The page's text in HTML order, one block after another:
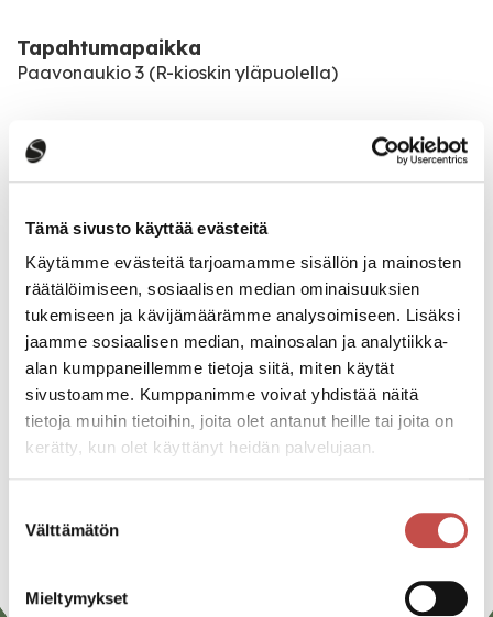
Tämä sivusto käyttää evästeitä
Käytämme evästeitä tarjoamamme sisällön ja mainosten
räätälöimiseen, sosiaalisen median ominaisuuksien
tukemiseen ja kävijämäärämme analysoimiseen. Lisäksi
jaamme sosiaalisen median, mainosalan ja analytiikka-
alan kumppaneillemme tietoja siitä, miten käytät
sivustoamme. Kumppanimme voivat yhdistää näitä
tietoja muihin tietoihin, joita olet antanut heille tai joita on
kerätty, kun olet käyttänyt heidän palvelujaan.
valinta
Välttämätön
Mieltymykset
Tapahtumapaikka
Paavonaukio 3 (R-kioskin yläpuolella)
Pääsymaksu
Maksuton
Katso kaikki tapahtumat
Jaa tapahtuma:
Facebook
Twitter
Linkedin